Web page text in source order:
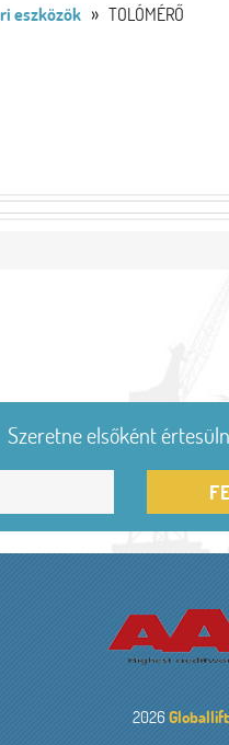
eszközök » TOLÓMÉRŐ
Szeretne elsőként
2026